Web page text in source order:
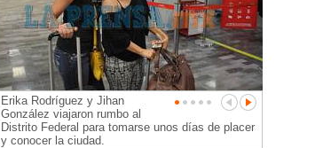
Erika Rodríguez y Jihan
González viajaron rumbo al
Distrito Federal para tomarse unos días de placer
y conocer la ciudad.